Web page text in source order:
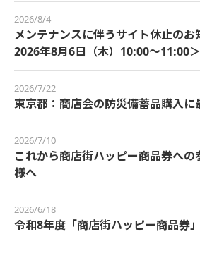
2026/8/4
メンテナンスに伴うサイト休止のお
2026年8月6日（木）10:00～11:00＞
2026/7/22
東京都：商店会の防災備蓄品購入に
2026/7/10
これから商店街ハッピー商品券へ
様へ
2026/6/18
令和8年度「商店街ハッピー商品券